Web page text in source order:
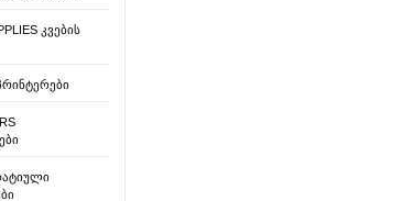
ᲙᲕᲔᲑᲘᲡ